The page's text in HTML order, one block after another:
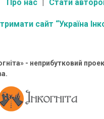
Про нас Стати
сайт “Україна
- неприбутковий